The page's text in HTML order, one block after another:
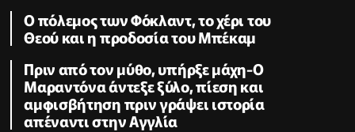
Ο πόλεμος των Φόκλαντ, το χέρι του
Θεού και η προδοσία του Μπέκαμ
Πριν από τον μύθο, υπήρξε μάχη-Ο
Μαραντόνα άντεξε ξύλο, πίεση και
αμφισβήτηση πριν γράψει ιστορία
απέναντι στην Αγγλία